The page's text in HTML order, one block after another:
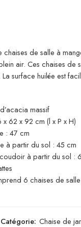
de salle à
air. Ces chaises de
La surface huilée est
massif
x 62 x 92 cm (l x P x H)
: 47 cm
à partir du sol : 45 cm
à partir du sol :
6 chaises de
Catégorie: Chaise de